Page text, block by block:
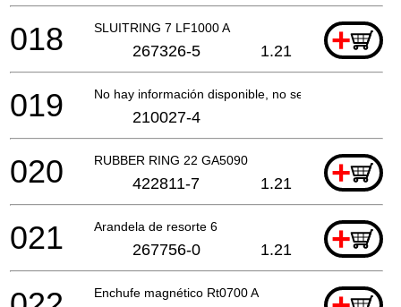
SLUITRING 7 LF1000 A +
018 267326-5 1.21
No hay información disponible, no se puede pedir
019 210027-4
RUBBER RING 22 GA5090 +
020 422811-7 1.21
Arandela de resorte 6 +
021 267756-0 1.21
Enchufe magnético Rt0700 A